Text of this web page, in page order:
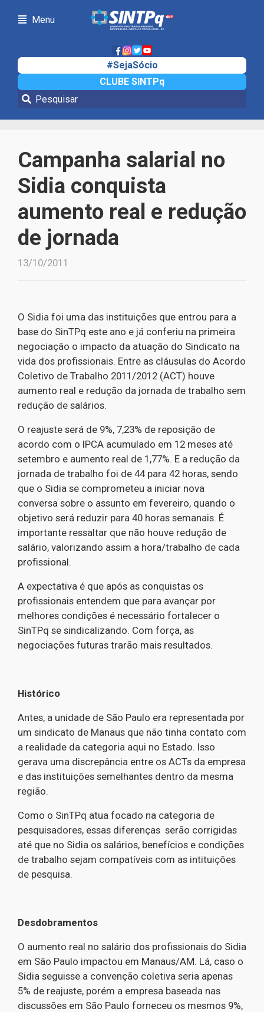
Menu
#SejaSócio
CLUBE SINTPq
Notícias
Campanha salarial no
Sidia conquista
aumento real e redução
de jornada
13/10/2011
O Sidia foi uma das instituições que entrou para a
base do SinTPq este ano e já conferiu na primeira
negociação o impacto da atuação do Sindicato na
vida dos profissionais. Entre as cláusulas do Acordo
Coletivo de Trabalho 2011/2012 (ACT) houve
aumento real e redução da jornada de trabalho sem
redução de salários.
O reajuste será de 9%, 7,23% de reposição de
acordo com o IPCA acumulado em 12 meses até
setembro e aumento real de 1,77%. E a redução da
jornada de trabalho foi de 44 para 42 horas, sendo
que o Sidia se comprometeu a iniciar nova
conversa sobre o assunto em fevereiro, quando o
objetivo será reduzir para 40 horas semanais. É
importante ressaltar que não houve redução de
salário, valorizando assim a hora/trabalho de cada
profissional.
A expectativa é que após as conquistas os
profissionais entendem que para avançar por
melhores condições é necessário fortalecer o
SinTPq se sindicalizando. Com força, as
negociações futuras trarão mais resultados.
Histórico
Antes, a unidade de São Paulo era representada por
um sindicato de Manaus que não tinha contato com
a realidade da categoria aqui no Estado. Isso
gerava uma discrepância entre os ACTs da empresa
e das instituições semelhantes dentro da mesma
região.
Como o SinTPq atua focado na categoria de
pesquisadores, essas diferenças serão corrigidas
até que no Sidia os salários, benefícios e condições
de trabalho sejam compatíveis com as intituições
de pesquisa.
Desdobramentos
O aumento real no salário dos profissionais do Sidia
em São Paulo impactou em Manaus/AM. Lá, caso o
Sidia seguisse a convenção coletiva seria apenas
5% de reajuste, porém a empresa baseada nas
discussões em São Paulo forneceu os mesmos 9%,